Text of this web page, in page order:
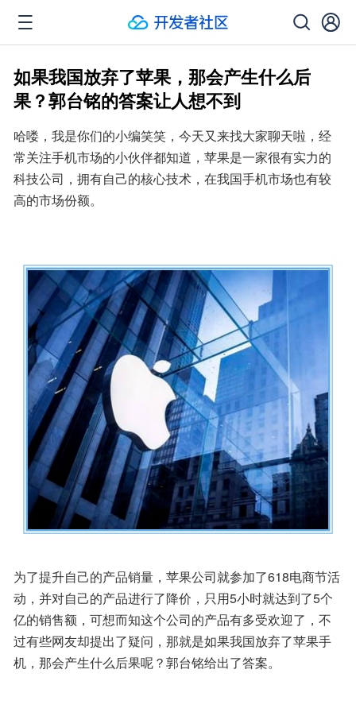
如果我国放弃了苹果，那会产生什么后
果？郭台铭的答案让人想不到
哈喽，我是你们的小编笑笑，今天又来找大家聊天啦，经
常关注手机市场的小伙伴都知道，苹果是一家很有实力的
科技公司，拥有自己的核心技术，在我国手机市场也有较
高的市场份额。
为了提升自己的产品销量，苹果公司就参加了618电商节活
动，并对自己的产品进行了降价，只用5小时就达到了5个
亿的销售额，可想而知这个公司的产品有多受欢迎了，不
过有些网友却提出了疑问，那就是如果我国放弃了苹果手
机，那会产生什么后果呢？郭台铭给出了答案。